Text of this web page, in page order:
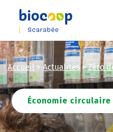
Skip
to
main
content
Accueil > Actualités>Zéro
Économie circulaire